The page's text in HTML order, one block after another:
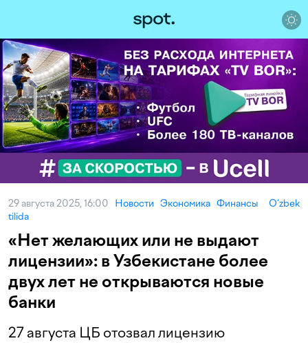
29 августа 2025, 16:00 Новости Экономика Финансы
O‘zbek
tilida
«Нет желающих или не выдают
лицензии»: в Узбекистане более
двух лет не открываются новые
банки
27 августа ЦБ отозвал лицензию